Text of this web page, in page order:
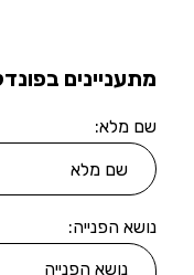
מתעניינים
שם מלא:
נושא הפנייה: